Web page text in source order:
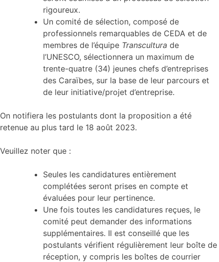
rigoureux.
Un comité de sélection, composé de
professionnels remarquables de CEDA et de
membres de l’équipe Transcultura de
l’UNESCO, sélectionnera un maximum de
trente-quatre (34) jeunes chefs d’entreprises
des Caraïbes, sur la base de leur parcours et
de leur initiative/projet d’entreprise.
On notifiera les postulants dont la proposition a été
retenue au plus tard le 18 août 2023.
Veuillez noter que :
Seules les candidatures entièrement
complétées seront prises en compte et
évaluées pour leur pertinence.
Une fois toutes les candidatures reçues, le
comité peut demander des informations
supplémentaires. Il est conseillé que les
postulants vérifient régulièrement leur boîte de
réception, y compris les boîtes de courrier